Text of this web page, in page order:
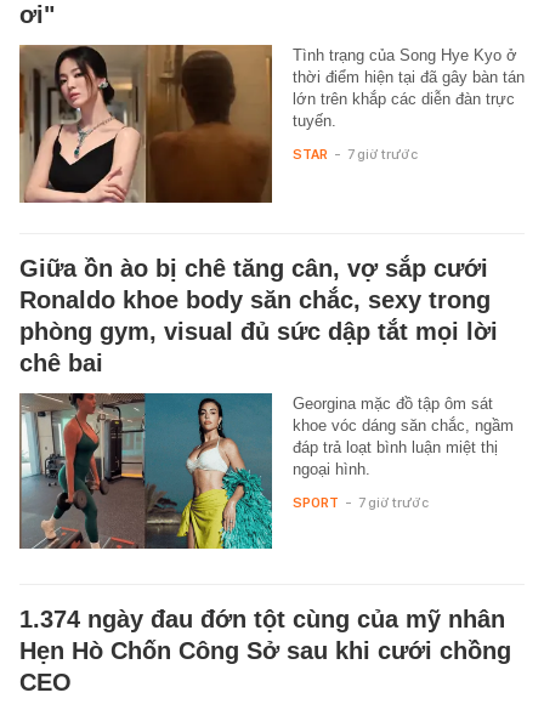
ơi"
Tình trạng của Song Hye Kyo ở
thời điểm hiện tại đã gây bàn tán
lớn trên khắp các diễn đàn trực
tuyến.
STAR - 7 giờ trước
Giữa ồn ào bị chê tăng cân, vợ sắp cưới
Ronaldo khoe body săn chắc, sexy trong
phòng gym, visual đủ sức dập tắt mọi lời
chê bai
Georgina mặc đồ tập ôm sát
khoe vóc dáng săn chắc, ngầm
đáp trả loạt bình luận miệt thị
ngoại hình.
SPORT - 7 giờ trước
1.374 ngày đau đớn tột cùng của mỹ nhân
Hẹn Hò Chốn Công Sở sau khi cưới chồng
CEO